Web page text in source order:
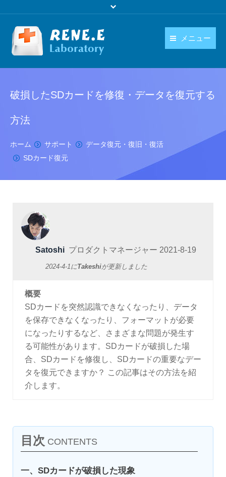
メニュー
ダウンロード
操作ガイド
お問い合わせ
日本語
破損したSDカードを修復・データを復元する
方法
You are here:
ホーム サポート
データ復元・復旧・復活
SDカード復元
Satoshi プロダクトマネージャー 2021-8-19
2024-4-1にTakeshiが更新しました
概要
SDカードを突然認識できなくなったり、データ
を保存できなくなったり、フォーマットが必要
になったりするなど、さまざまな問題が発生す
る可能性があります。SDカードが破損した場
合、SDカードを修復し、SDカードの重要なデー
タを復元できますか？ この記事はその方法を紹
介します。
目次 CONTENTS
一、SDカードが破損した現象